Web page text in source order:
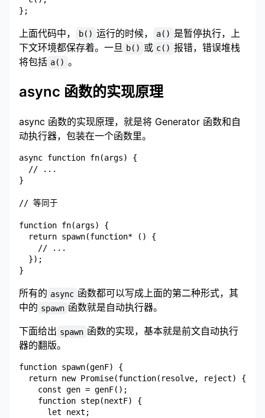
上面代码中， b() 运行的时候， a() 是暂停执行，上
下文环境都保存着。一旦 b() 或 c() 报错，错误堆栈
将包括 a() 。
async 函数的实现原理
async 函数的实现原理，就是将 Generator 函数和自
动执行器，包装在一个函数里。
async function fn(args) {
  // ...
}
// 等同于
function fn(args) {
  return spawn(function* () {
    // ...
  });
所有的 async 函数都可以写成上面的第二种形式，其
中的 spawn 函数就是自动执行器。
下面给出 spawn 函数的实现，基本就是前文自动执行
器的翻版。
function spawn(genF) {
  return new Promise(function(resolve, reject) {
    const gen = genF();
    function step(nextF) {
      let next;